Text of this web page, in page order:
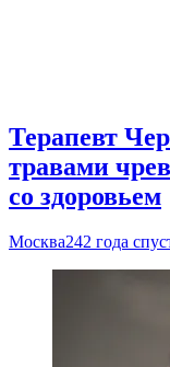
Терапевт
травами
со здоровьем
Москва242 года